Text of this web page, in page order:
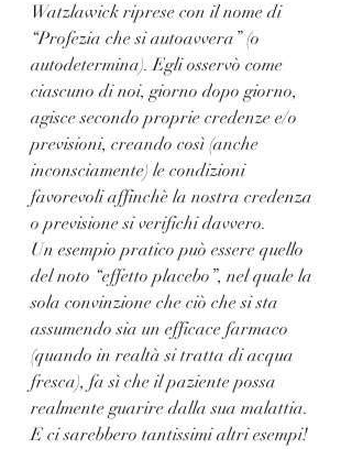
Watzlawick riprese con il nome di
“Profezia che si autoavvera” (o
autodetermina). Egli osservò come
ciascuno di noi, giorno dopo giorno,
agisce secondo proprie credenze e/o
previsioni, creando così (anche
inconsciamente) le condizioni
favorevoli affinchè la nostra credenza
o previsione si verifichi davvero.
Un esempio pratico può essere quello
del noto “effetto placebo”, nel quale la
sola convinzione che ciò che si sta
assumendo sia un efficace farmaco
(quando in realtà si tratta di acqua
fresca), fa sì che il paziente possa
realmente guarire dalla sua malattia.
E ci sarebbero tantissimi altri esempi!